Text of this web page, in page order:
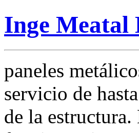
Inge Meatal
paneles
servicio de
de la